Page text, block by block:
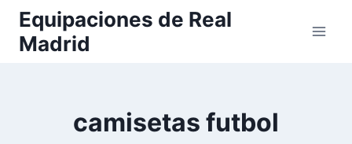
Saltar
contenido
Equipaciones de Real
Madrid
camisetas futbol